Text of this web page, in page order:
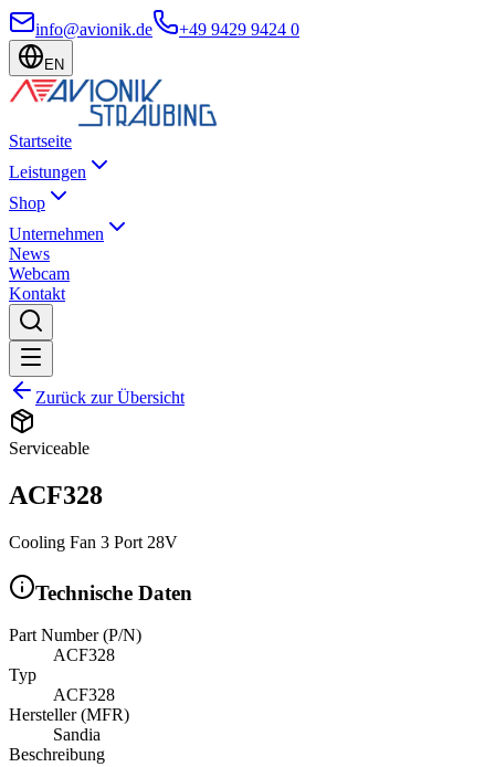
info@avionik.de +49 9429 9424 0
EN
Startseite
Leistungen
Shop
Unternehmen
News
Webcam
Kontakt
Zurück zur Übersicht
Serviceable
ACF328
Cooling Fan 3 Port 28V
Technische Daten
Part Number (P/N)
ACF328
Typ
ACF328
Hersteller (MFR)
Sandia
Beschreibung